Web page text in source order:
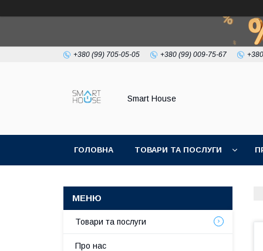
+380 (99) 705-05-05 +380 (99) 009-75-67
Smart House
ГОЛОВНА ТОВАРИ ТА ПОСЛУГИ
Товари та послуги
Про нас